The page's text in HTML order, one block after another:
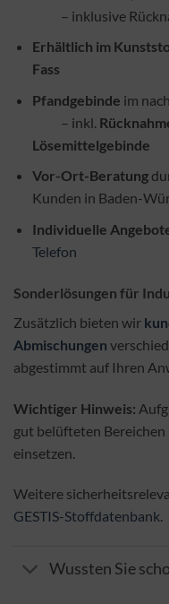
– inklusive
Erhältlich im
Fass
Pfandgebinde im
– inkl.
Lösemittelgebinde
Vor-Ort-Beratung
Kunden in Baden-
Individuelle
Telefon
Sonderlösungen für
Zusätzlich bieten wir
Abmischungen
abgestimmt auf Ihren
Wichtiger Hinweis:
gut belüfteten
einsetzen.
Weitere
GESTIS-Stoffdatenbank.
Wussten Sie